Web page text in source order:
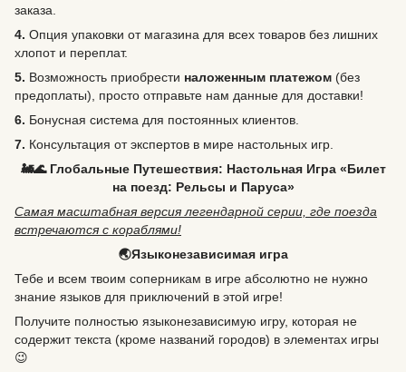
заказа.
4. Опция упаковки от магазина для всех товаров без лишних
хлопот и переплат.
5. Возможность приобрести наложенным платежом (без
предоплаты), просто отправьте нам данные для доставки!
6. Бонусная система для постоянных клиентов.
7. Консультация от экспертов в мире настольных игр.
🚂🌊 Глобальные Путешествия: Настольная Игра «Билет
на поезд: Рельсы и Паруса»
Самая масштабная версия легендарной серии, где поезда
встречаются с кораблями!
🌏Языконезависимая игра
Тебе и всем твоим соперникам в игре абсолютно не нужно
знание языков для приключений в этой игре!
Получите полностью языконезависимую игру, которая не
содержит текста (кроме названий городов) в элементах игры
😉